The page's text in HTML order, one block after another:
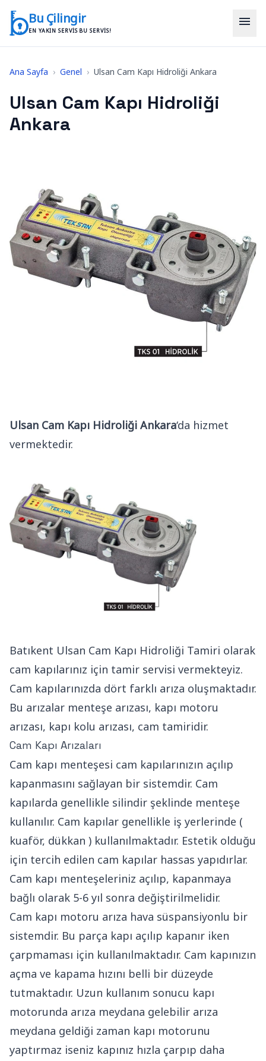
Bu Çilingir
EN YAKIN SERVIS BU SERVIS!
menu
Ana Sayfa › Genel › Ulsan Cam Kapı Hidroliği Ankara
Ulsan Cam Kapı Hidroliği
Ankara
Ulsan Cam Kapı Hidroliği Ankara‘da hizmet
vermektedir.
Batıkent Ulsan Cam Kapı Hidroliği Tamiri olarak
cam kapılarınız için tamir servisi vermekteyiz.
Cam kapılarınızda dört farklı arıza oluşmaktadır.
Bu arızalar menteşe arızası, kapı motoru
arızası, kapı kolu arızası, cam tamiridir.
Cam Kapı Arızaları
Cam kapı menteşesi cam kapılarınızın açılıp
kapanmasını sağlayan bir sistemdir. Cam
kapılarda genellikle silindir şeklinde menteşe
kullanılır. Cam kapılar genellikle iş yerlerinde (
kuaför, dükkan ) kullanılmaktadır. Estetik olduğu
için tercih edilen cam kapılar hassas yapıdırlar.
Cam kapı menteşeleriniz açılıp, kapanmaya
bağlı olarak 5-6 yıl sonra değiştirilmelidir.
Cam kapı motoru arıza hava süspansiyonlu bir
sistemdir. Bu parça kapı açılıp kapanır iken
çarpmaması için kullanılmaktadır. Cam kapınızın
açma ve kapama hızını belli bir düzeyde
tutmaktadır. Uzun kullanım sonucu kapı
motorunda arıza meydana gelebilir arıza
meydana geldiği zaman kapı motorunu
yaptırmaz iseniz kapınız hızla çarpıp daha